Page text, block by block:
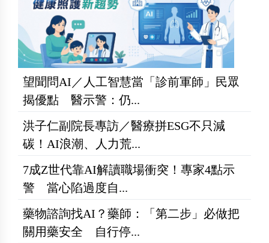
望聞問AI／人工智慧當「診前軍師」民眾
揭優點 醫示警：仍...
洪子仁副院長專訪／醫療拼ESG不只減
碳！AI浪潮、人力荒...
7成Z世代靠AI解讀職場衝突！專家4點示
警 當心陷過度自...
藥物諮詢找AI？藥師：「第二步」必做把
關用藥安全 自行停...